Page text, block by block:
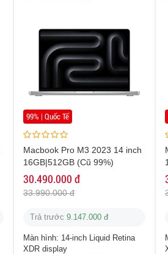
99% | Quốc Tế
Macbook Pro M3 2023 14 inch
16GB|512GB (Cũ 99%)
30.490.000 đ
33.990.000 đ
Trả trước 9.147.000 đ
Màn hình: 14-inch Liquid Retina
XDR display